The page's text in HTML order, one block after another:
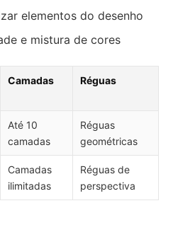
elementos do desenho
e mistura de cores
Camadas Réguas
Até 10
camadas
Réguas
geométricas
Camadas
ilimitadas
Réguas de
perspectiva